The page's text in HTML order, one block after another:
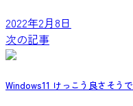
2022年2月8日
次の記事
Windows11 けっこう良さそう